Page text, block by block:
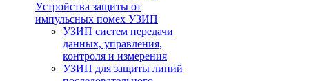
Уcтройства защиты от
импульсных помех УЗИП
УЗИП систем передачи
данных, управления,
контроля и измерения
УЗИП для защиты линий